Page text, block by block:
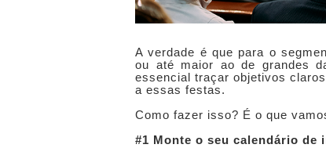
A verdade é que para o
ou até maior ao de grandes
essencial traçar objetivos
a essas festas.
Como fazer isso? É o que
#1 Monte o seu calendário de